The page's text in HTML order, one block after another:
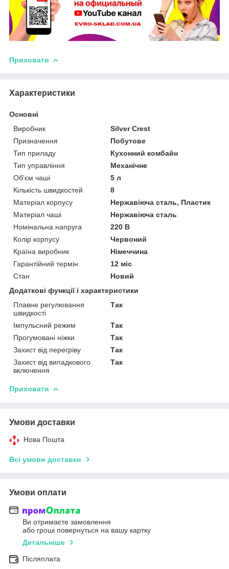
Приховати
Характеристики
Основні
Виробник
Silver Crest
Призначення
Побутове
Тип приладу
Кухонний комбайн
Тип управління
Механічне
Об'єм чаші
5 л
Кількість швидкостей
8
Матеріал корпусу
Нержавіюча сталь, Пластик
Матеріал чаші
Нержавіюча сталь
Номінальна напруга
220 В
Колір корпусу
Червоний
Країна виробник
Німеччина
Гарантійний термін
12 міс
Стан
Новий
Додаткові функції і характеристики
Плавне регулювання
швидкості
Так
Імпульсний режим
Так
Прогумовані ніжки
Так
Захист від перегріву
Так
Захист від випадкового
включення
Так
Приховати
Умови доставки
Нова Пошта
Всі умови доставки
Умови оплати
Ви отримаєте замовлення
або гроші повернуться на вашу картку
Детальніше
Післяплата